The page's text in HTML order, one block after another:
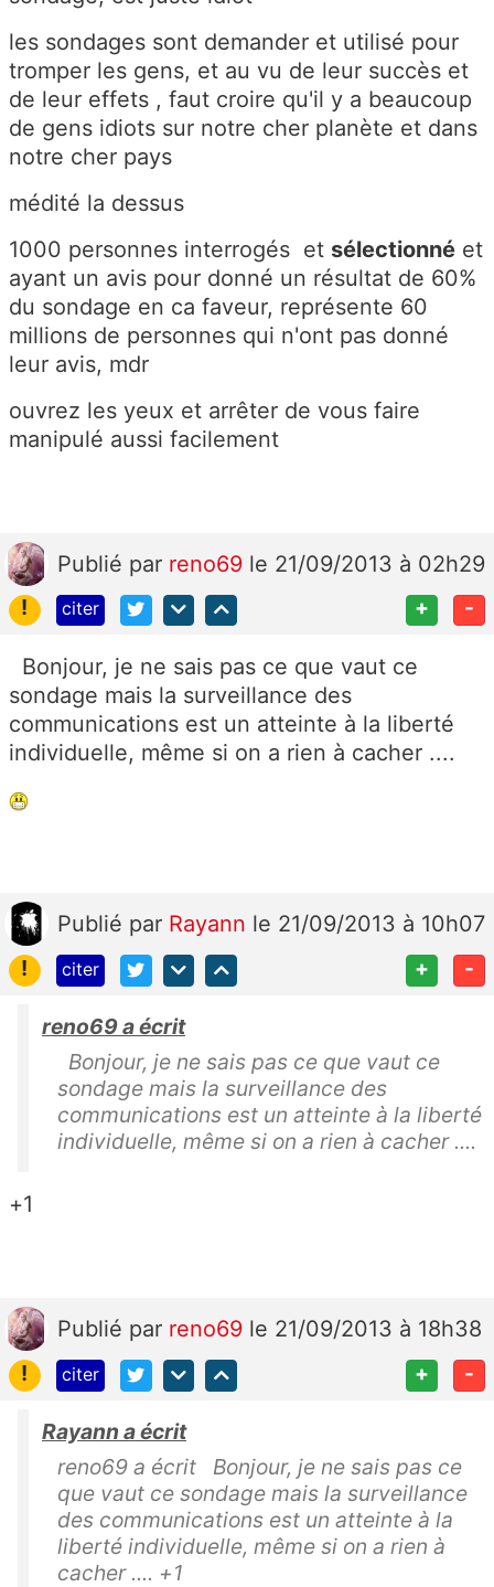
les sondages sont demander et utilisé pour
tromper les gens, et au vu de leur succès et
de leur effets , faut croire qu'il y a beaucoup
de gens idiots sur notre cher planète et dans
notre cher pays
médité la dessus
1000 personnes interrogés et sélectionné et
ayant un avis pour donné un résultat de 60%
du sondage en ca faveur, représente 60
millions de personnes qui n'ont pas donné
leur avis, mdr
ouvrez les yeux et arrêter de vous faire
manipulé aussi facilement
Publié par reno69 le 21/09/2013 à 02h29
!
citer + -
Bonjour, je ne sais pas ce que vaut ce
sondage mais la surveillance des
communications est un atteinte à la liberté
individuelle, même si on a rien à cacher ....
Publié par Rayann le 21/09/2013 à 10h07
!
citer + -
reno69 a écrit
Bonjour, je ne sais pas ce que vaut ce
sondage mais la surveillance des
communications est un atteinte à la liberté
individuelle, même si on a rien à cacher ....
+1
Publié par reno69 le 21/09/2013 à 18h38
!
citer + -
Rayann a écrit
reno69 a écrit Bonjour, je ne sais pas ce
que vaut ce sondage mais la surveillance
des communications est un atteinte à la
liberté individuelle, même si on a rien à
cacher .... +1